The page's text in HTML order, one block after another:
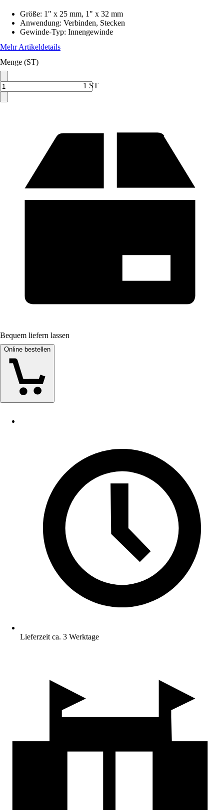
Größe: 1" x 25 mm, 1" x 32 mm
Anwendung: Verbinden, Stecken
Gewinde-Typ: Innengewinde
Mehr Artikeldetails
Menge (ST)
1 ST
Bequem liefern lassen
Online bestellen
Lieferzeit ca. 3 Werktage